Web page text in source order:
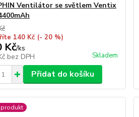
Ventilátor se světlem Ventix
140 Kč (- 20 %)
Kč/ks
bez DPH Skladem
Přidat do košíku
produkt